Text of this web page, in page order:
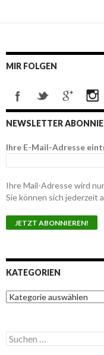
MIR FOLGEN
NEWSLETTER
Ihre E-Mail-Adresse
Ihre Mail-Adresse wird
Sie können sich jederzeit
KATEGORIEN
K
a
g
o
S
u